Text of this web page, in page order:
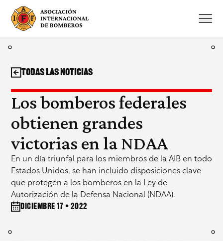
Saltar
contenido
Los bomberos federales
obtienen grandes
victorias en la NDAA
En un día triunfal para los miembros de la AIB en todo
Estados Unidos, se han incluido disposiciones clave
que protegen a los bomberos en la Ley de
Autorización de la Defensa Nacional (NDAA).
diciembre 17 • 2022
Todas las noticias